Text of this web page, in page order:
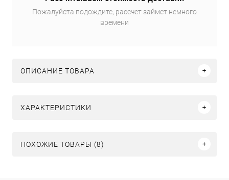
Пожалуйста подождите, рассчет займет немного
времени
ОПИСАНИЕ ТОВАРА
ХАРАКТЕРИСТИКИ
ПОХОЖИЕ ТОВАРЫ (8)